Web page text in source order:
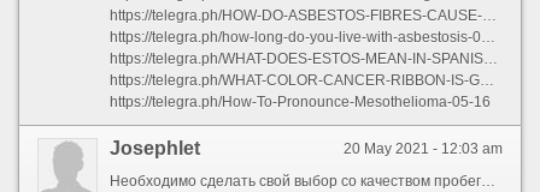
https://telegra.ph/HOW-DO-ASBESTOS-FIBRES-CAUSE-MESOTHELIOMA-05-16
https://telegra.ph/how-long-do-you-live-with-asbestosis-05-16-2
https://telegra.ph/WHAT-DOES-ESTOS-MEAN-IN-SPANISH-05-16
https://telegra.ph/WHAT-COLOR-CANCER-RIBBON-IS-GOLD-05-16-2
https://telegra.ph/How-To-Pronounce-Mesothelioma-05-16
20 May 2021 - 12:03 am
Josephlet
Необходимо сделать свой выбор со качеством пробегаемого контента. Нежели более решение, этим более конкретизация рисунки. Имеется 4 эталона